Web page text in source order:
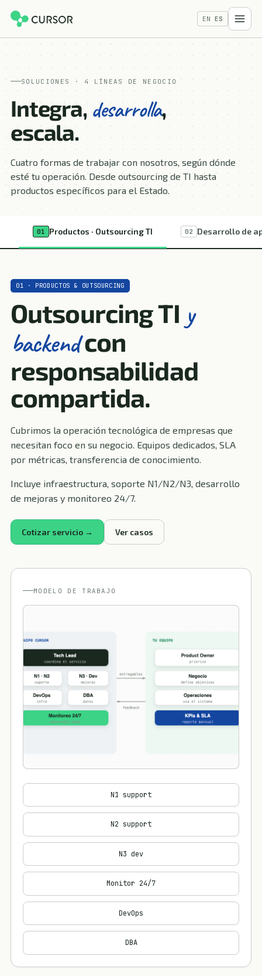
EN ES
SOLUCIONES · 4 LÍNEAS DE NEGOCIO
Integra, desarrolla,
escala.
Cuatro formas de trabajar con nosotros, según dónde
esté tu operación. Desde outsourcing de TI hasta
productos específicos para el Estado.
01 Productos · Outsourcing TI 02 Desarrollo de
01 · PRODUCTOS & OUTSOURCING
Outsourcing TI y
backendcon
responsabilidad
compartida.
Cubrimos la operación tecnológica de empresas que
necesitan foco en su negocio. Equipos dedicados, SLA
por métricas, transferencia de conocimiento.
Incluye infraestructura, soporte N1/N2/N3, desarrollo
de mejoras y monitoreo 24/7.
Cotizar servicio → Ver casos
MODELO DE TRABAJO
N1 support
N2 support
N3 dev
Monitor 24/7
DevOps
DBA